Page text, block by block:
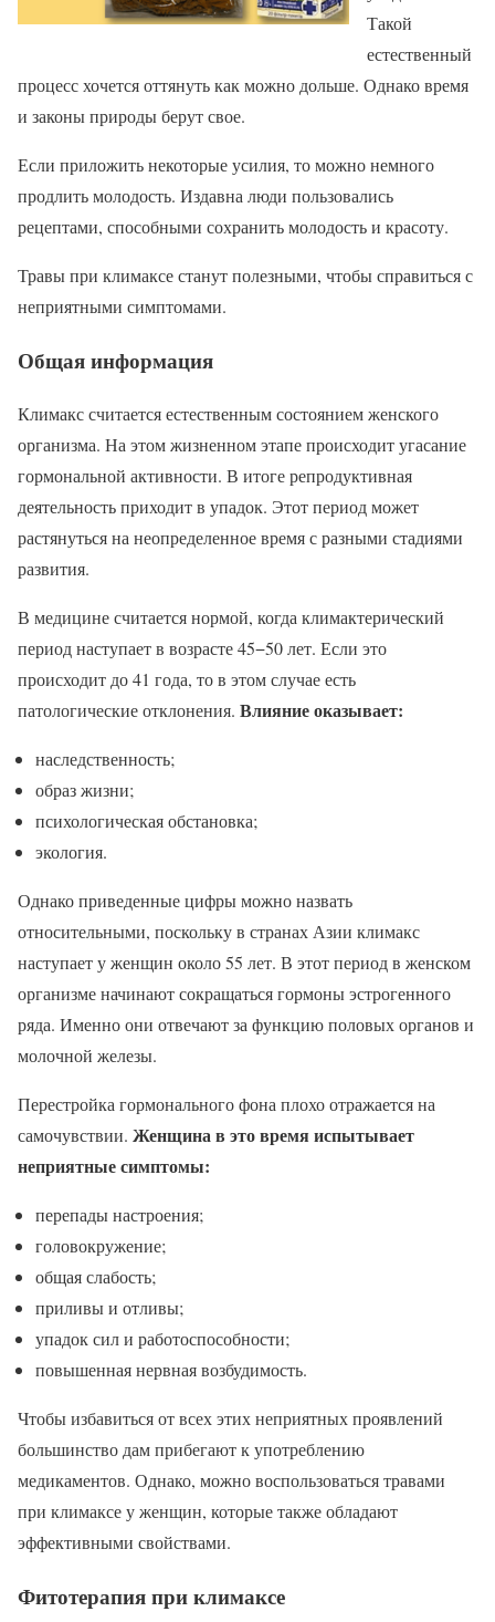
Такой
естественный
процесс хочется оттянуть как можно дольше. Однако время
и законы природы берут свое.
Если приложить некоторые усилия, то можно немного
продлить молодость. Издавна люди пользовались
рецептами, способными сохранить молодость и красоту.
Травы при климаксе станут полезными, чтобы справиться с
неприятными симптомами.
Общая информация
Климакс считается естественным состоянием женского
организма. На этом жизненном этапе происходит угасание
гормональной активности. В итоге репродуктивная
деятельность приходит в упадок. Этот период может
растянуться на неопределенное время с разными стадиями
развития.
В медицине считается нормой, когда климактерический
период наступает в возрасте 45−50 лет. Если это
происходит до 41 года, то в этом случае есть
патологические отклонения. Влияние оказывает:
наследственность;
образ жизни;
психологическая обстановка;
экология.
Однако приведенные цифры можно назвать
относительными, поскольку в странах Азии климакс
наступает у женщин около 55 лет. В этот период в женском
организме начинают сокращаться гормоны эстрогенного
ряда. Именно они отвечают за функцию половых органов и
молочной железы.
Перестройка гормонального фона плохо отражается на
самочувствии. Женщина в это время испытывает
неприятные симптомы:
перепады настроения;
головокружение;
общая слабость;
приливы и отливы;
упадок сил и работоспособности;
повышенная нервная возбудимость.
Чтобы избавиться от всех этих неприятных проявлений
большинство дам прибегают к употреблению
медикаментов. Однако, можно воспользоваться травами
при климаксе у женщин, которые также обладают
эффективными свойствами.
Фитотерапия при климаксе